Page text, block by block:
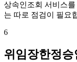
상속인조회 서비스
는 따로 점검이 필요
6
위임장한정승